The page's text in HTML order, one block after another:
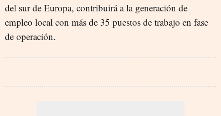
del sur de Europa, contribuirá a la generación de
empleo local con más de 35 puestos de trabajo en fase
de operación.